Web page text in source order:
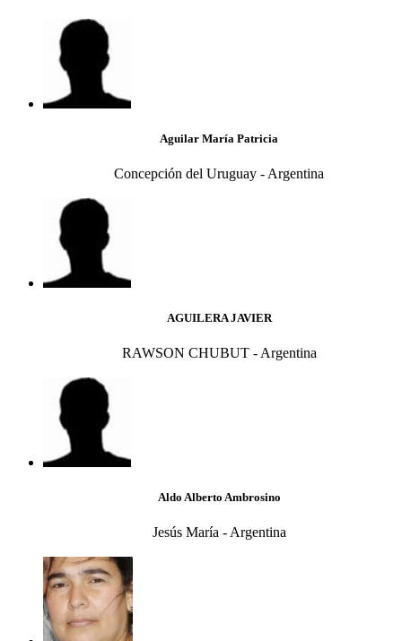
Aguilar María Patricia
Concepción del Uruguay - Argentina
AGUILERA JAVIER
RAWSON CHUBUT - Argentina
Aldo Alberto Ambrosino
Jesús María - Argentina